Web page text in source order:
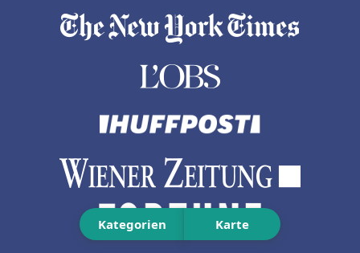
Kategorien Karte